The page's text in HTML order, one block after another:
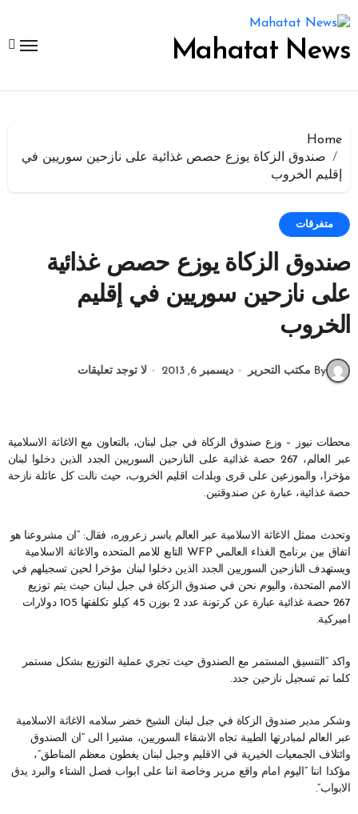
إلى
المحتوى
Mahatat News
Home
صندوق الزكاة يوزع حصص غذائية على نازحين سوريين في
إقليم الخروب
متفرقات
صندوق الزكاة يوزع حصص غذائية
على نازحين سوريين في إقليم
الخروب
By مكتب التحرير ديسمبر 6, 2013 لا توجد تعليقات
محطات نيوز – وزع صندوق الزكاة في جبل لبنان، بالتعاون مع الاغاثة الاسلامية
عبر العالم، 267 حصة غذائية على النازحين السوريين الجدد الذين دخلوا لبنان
مؤخرا، والموزعين على قرى وبلدات اقليم الخروب، حيث نالت كل عائلة نازحة
حصة غذائية، عبارة عن صندوقتين.
وتحدث ممثل الاغاثة الاسلامية عبر العالم ياسر زعروره، فقال: “ان مشروعنا هو
اتفاق بين برنامج الغذاء العالمي WFP التابع للامم المتحده والاغاثة الاسلامية
ويستهدف النازحين السوريين الجدد الذين دخلوا لبنان مؤخرا لحين تسجيلهم في
الامم المتحدة، واليوم نحن في صندوق الزكاة في جبل لبنان حيث يتم توزيع
267 حصة غذائية عبارة عن كرتونة عدد 2 بوزن 45 كيلو تكلفتها 105 دولارات
اميركية.
واكد “التنسيق المستمر مع الصندوق حيث تجري عملية التوزيع بشكل مستمر
كلما تم تسجيل نازحين جدد.
وشكر مدير صندوق الزكاة في جبل لبنان الشيخ خضر سلامه الاغاثة الاسلامية
عبر العالم لمبادرتها الطيبة تجاه الاشقاء السوريين، مشيرا الى “ان الصندوق
وائتلاف الجمعيات الخيرية في الاقليم وجبل لبنان يغطون معظم المناطق”،
مؤكدا اننا “اليوم امام واقع مرير وخاصة اننا على ابواب فصل الشتاء والبرد يدق
الابواب”.